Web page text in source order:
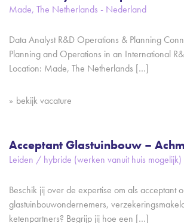
Made, The Netherlands - Nederland
Data Analyst R&D Operations & Planning
Planning and Operations in an International
Location: Made, The Netherlands […]
bekijk vacature
Acceptant Glastuinbouw –
Leiden / hybride (werken vanuit huis
Beschik jij over de expertise om als acceptant
glastuinbouwondernemers,
ketenpartners? Begrijp jij hoe een […]